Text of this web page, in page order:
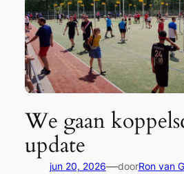
We gaan
update
jun 20, 2026—doorRon van